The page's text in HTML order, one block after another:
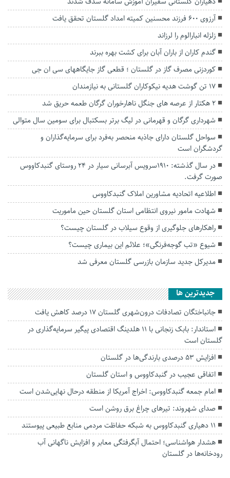
آرزوی ۶۰۰ فرزند محسنین کمیته امداد گلستان تحقق یافت
زلزله انبارالوم را لرزاند
گندم کاران از باران آبان برای کشت بهره ببرند
کوردزنی مصرف گاز در گلستان ؛ قطعی گاز جایگاههای سی ان جی
۱۷ تن گوشت هدیه نیکوکاران گلستانی به نیازمندان
۲ هکتار از عرصه های جنگل ناهارخوران گرگان طعمه حریق شد
شهرداری گرگان و قهرمانی در لیگ برتر بسکتبال برای سومین سال متوالی
سواحل گلستان دارای جاذبه منحصر به‌فرد برای سرمایه‌گذاران و
گردشگران است
در سال گذشته: 1910سرویس آبرسانی سیار در 24 روستای گنبدکاووس
صورت گرفت.
اطلاعیه اتحادیه مشاورین املاک گنبدکاووس
شهادت مامور نیروی انتظامی استان گلستان حین ماموریت
راهکارهای جلوگیری از وقوع سیلاب در گلستان چیست؟
شیوع «تب گوجه‌فرنگی»؛ علائم این بیماری چیست؟
مدیرکل جدید سازمان بازرسی گلستان معرفی شد
جديدترين ها
جانباختگان تصادفات درون‌شهری گلستان ۱۷ درصد کاهش یافت
استاندار: بابک زنجانی با ۱۱ هلدینگ اقتصادی پیگیر سرمایه‌گذاری در
گلستان است
افزایش ۵۳ درصدی بارندگی‌ها در گلستان
اتفاقی عجیب در‌ گنبدکاووس و استان گلستان
امام جمعه گنبدکاووس: اخراج آمریکا از منطقه درحال نهایی‌شدن است
صدای شهروند: تیرهای چراغ برق روشن است
۱۱ دهیاری گنبدکاووس به شبکه حفاظت مردمی منابع طبیعی پیوستند
هشدار هواشناسی؛ احتمال آبگرفتگی معابر و افزایش ناگهانی آب
رودخانه‌ها در گلستان